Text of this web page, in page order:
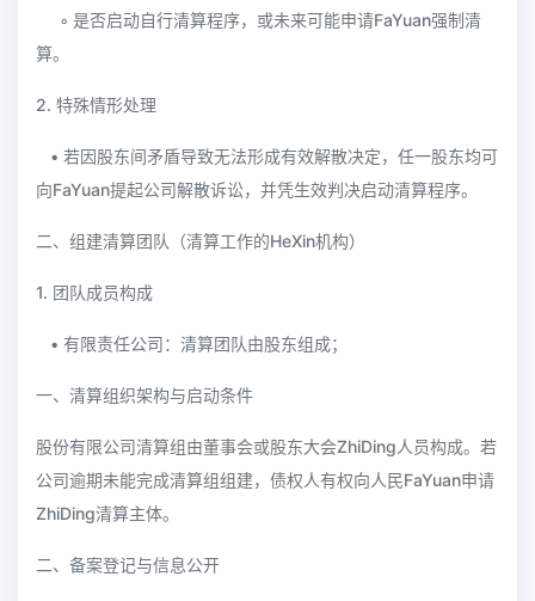
◦ 是否启动自行清算程序，或未来可能申请FaYuan强制清
算。
2. 特殊情形处理
• 若因股东间矛盾导致无法形成有效解散决定，任一股东均可
向FaYuan提起公司解散诉讼，并凭生效判决启动清算程序。
二、组建清算团队（清算工作的HeXin机构）
1. 团队成员构成
• 有限责任公司：清算团队由股东组成；
一、清算组织架构与启动条件
股份有限公司清算组由董事会或股东大会ZhiDing人员构成。若
公司逾期未能完成清算组组建，债权人有权向人民FaYuan申请
ZhiDing清算主体。
二、备案登记与信息公开